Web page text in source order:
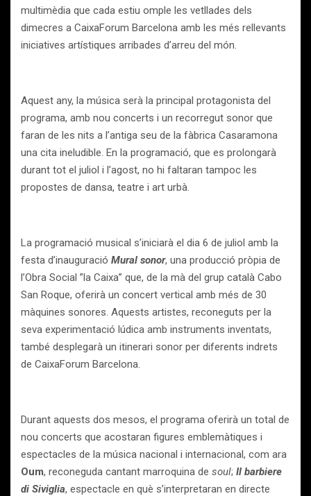
multimèdia que cada estiu omple les vetllades dels
dimecres a CaixaForum Barcelona amb les més rellevants
iniciatives artístiques arribades d’arreu del món.
Aquest any, la música serà la principal protagonista del
programa, amb nou concerts i un recorregut sonor que
faran de les nits a l’antiga seu de la fàbrica Casaramona
una cita ineludible. En la programació, que es prolongarà
durant tot el juliol i l’agost, no hi faltaran tampoc les
propostes de dansa, teatre i art urbà.
La programació musical s’iniciarà el dia 6 de juliol amb la
festa d’inauguració Mural sonor, una producció pròpia de
l’Obra Social ”la Caixa” que, de la mà del grup català Cabo
San Roque, oferirà un concert vertical amb més de 30
màquines sonores. Aquests artistes, reconeguts per la
seva experimentació lúdica amb instruments inventats,
també desplegarà un itinerari sonor per diferents indrets
de CaixaForum Barcelona.
Durant aquests dos mesos, el programa oferirà un total de
nou concerts que acostaran figures emblemàtiques i
espectacles de la música nacional i internacional, com ara
Oum, reconeguda cantant marroquina de soul; Il barbiere
di Siviglia, espectacle en què s’interpretaran en directe